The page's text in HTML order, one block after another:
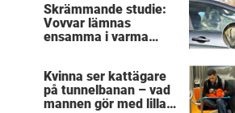
Skrämmande studie:
Vovvar lämnas
ensamma i varma
förväg"
Kvinna ser kattägare
på tunnelbanan – vad
mannen gör med lilla